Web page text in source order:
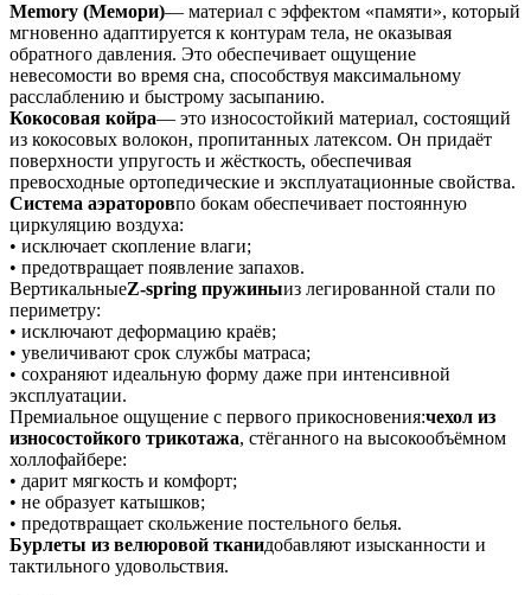
Memory (Мемори)— материал с эффектом «памяти», который
мгновенно адаптируется к контурам тела, не оказывая
обратного давления. Это обеспечивает ощущение
невесомости во время сна, способствуя максимальному
расслаблению и быстрому засыпанию.
Кокосовая койра— это износостойкий материал, состоящий
из кокосовых волокон, пропитанных латексом. Он придаёт
поверхности упругость и жёсткость, обеспечивая
превосходные ортопедические и эксплуатационные свойства.
Система аэраторовпо бокам обеспечивает постоянную
циркуляцию воздуха:
• исключает скопление влаги;
• предотвращает появление запахов.
ВертикальныеZ-spring пружиныиз легированной стали по
периметру:
• исключают деформацию краёв;
• увеличивают срок службы матраса;
• сохраняют идеальную форму даже при интенсивной
эксплуатации.
Премиальное ощущение с первого прикосновения:чехол из
износостойкого трикотажа, стёганного на высокообъёмном
холлофайбере:
• дарит мягкость и комфорт;
• не образует катышков;
• предотвращает скольжение постельного белья.
Бурлеты из велюровой тканидобавляют изысканности и
тактильного удовольствия.